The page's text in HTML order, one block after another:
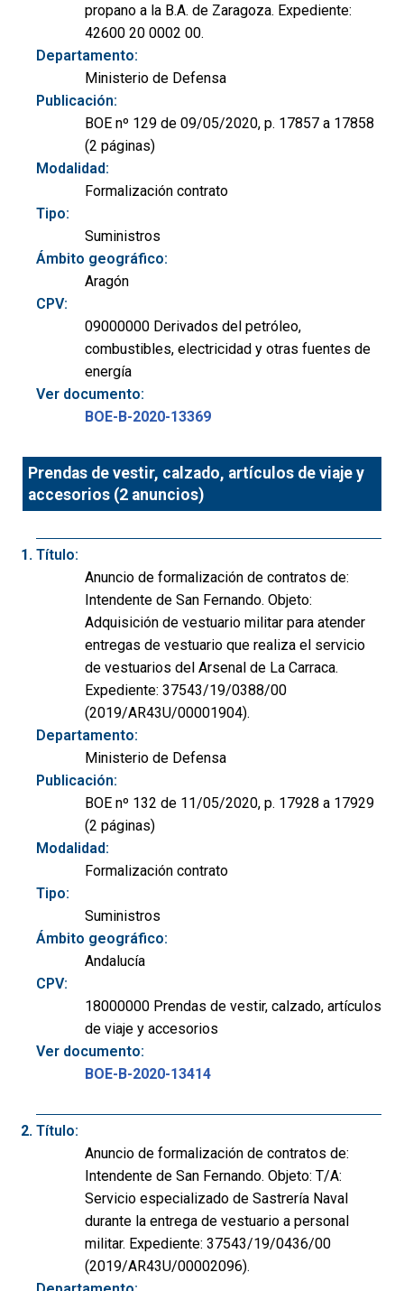
propano a la B.A. de Zaragoza. Expediente:
42600 20 0002 00.
Departamento:
Ministerio de Defensa
Publicación:
BOE nº 129 de 09/05/2020, p. 17857 a 17858
(2 páginas)
Modalidad:
Formalización contrato
Tipo:
Suministros
Ámbito geográfico:
Aragón
CPV:
09000000 Derivados del petróleo,
combustibles, electricidad y otras fuentes de
energía
Ver documento:
BOE-B-2020-13369
Prendas de vestir, calzado, artículos de viaje y
accesorios (2 anuncios)
Título:
Anuncio de formalización de contratos de:
Intendente de San Fernando. Objeto:
Adquisición de vestuario militar para atender
entregas de vestuario que realiza el servicio
de vestuarios del Arsenal de La Carraca.
Expediente: 37543/19/0388/00
(2019/AR43U/00001904).
Departamento:
Ministerio de Defensa
Publicación:
BOE nº 132 de 11/05/2020, p. 17928 a 17929
(2 páginas)
Modalidad:
Formalización contrato
Tipo:
Suministros
Ámbito geográfico:
Andalucía
CPV:
18000000 Prendas de vestir, calzado, artículos
de viaje y accesorios
Ver documento:
BOE-B-2020-13414
Título:
Anuncio de formalización de contratos de:
Intendente de San Fernando. Objeto: T/A:
Servicio especializado de Sastrería Naval
durante la entrega de vestuario a personal
militar. Expediente: 37543/19/0436/00
(2019/AR43U/00002096).